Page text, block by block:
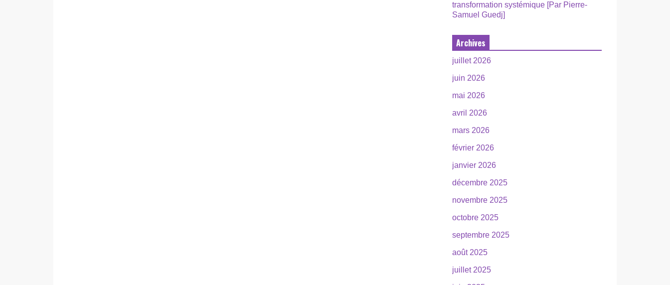
transformation systémique [Par Pierre-
Samuel Guedj]
Archives
juillet 2026
juin 2026
mai 2026
avril 2026
mars 2026
février 2026
janvier 2026
décembre 2025
novembre 2025
octobre 2025
septembre 2025
août 2025
juillet 2025